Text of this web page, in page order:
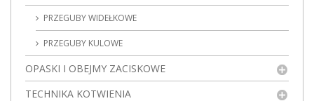
PRZEGUBY WIDEŁKOWE
PRZEGUBY KULOWE
OPASKI I OBEJMY ZACISKOWE
TECHNIKA KOTWIENIA